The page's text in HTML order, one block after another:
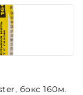
бокс 160м.